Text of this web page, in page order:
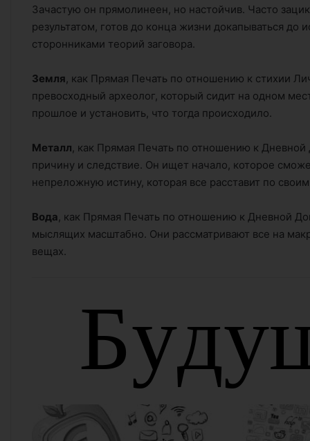
Зачастую он прямолинеен, но настойчив. Часто
результатом, готов до конца жизни докапываться
сторонниками теорий заговора.
Земля, как Прямая Печать по отношению к стихии
превосходный археолог, который сидит на одном
прошлое и установить, что тогда происходило.
Металл, как Прямая Печать по отношению к
причину и следствие. Он ищет начало, которое
непреложную истину, которая все расставит по
Вода, как Прямая Печать по отношению к Дневной
мыслящих масштабно. Они рассматривают все на
вещах.
Буду